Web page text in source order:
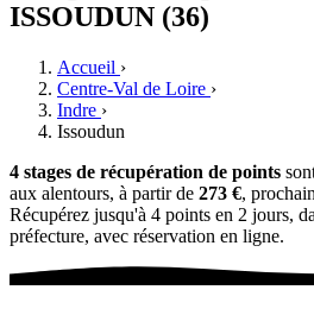
ISSOUDUN (36)
Accueil ›
Centre-Val de Loire ›
Indre ›
Issoudun
4 stages de récupération de points
aux alentours, à partir de 273 €,
Récupérez jusqu'à 4 points en 2 jours,
préfecture, avec réservation en ligne.